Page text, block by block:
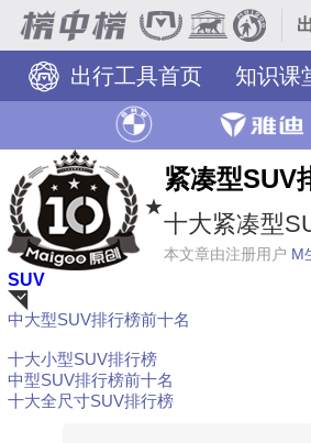
出行工具首页 知识课
★
紧凑型SUV
十大紧凑型
本文章由注册用户 M
SUV
中大型SUV排行榜前十名
十大小型SUV排行榜
中型SUV排行榜前十名
十大全尺寸SUV排行榜